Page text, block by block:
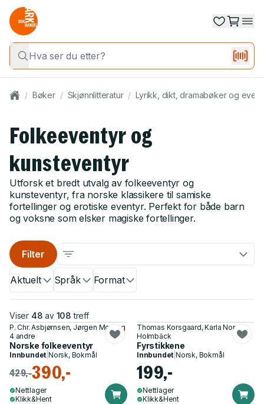
/ Bøker / Skjønnlitteratur / Lyrikk, dikt, dramabøker og
Folkeeventyr og
kunsteventyr
Utforsk et bredt utvalg av folkeeventyr og
kunsteventyr, fra norske klassikere til samiske
fortellinger og erotiske eventyr. Perfekt for både barn
og voksne som elsker magiske fortellinger.
Aktuelt Språk Format
Filter
Viser 48 av 108 treff
P. Chr. Asbjørnsen, Jørgen Moe og
4 andre
Norske folkeeventyr
Innbundet |Norsk, Bokmål
429,-390,-
Nettlager
Klikk&Hent
Thomas Korsgaard, Karla Nor
Holmbäck
Fyrstikkene
Innbundet |Norsk, Bokmål
199,-
Nettlager
Klikk&Hent